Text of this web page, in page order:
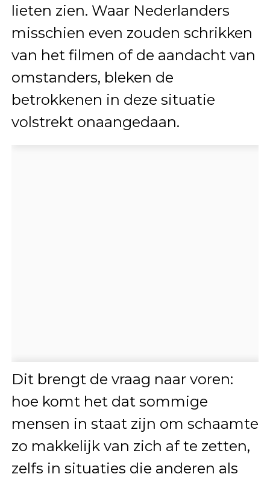
lieten zien. Waar Nederlanders
misschien even zouden schrikken
van het filmen of de aandacht van
omstanders, bleken de
betrokkenen in deze situatie
volstrekt onaangedaan.
Dit brengt de vraag naar voren:
hoe komt het dat sommige
mensen in staat zijn om schaamte
zo makkelijk van zich af te zetten,
zelfs in situaties die anderen als